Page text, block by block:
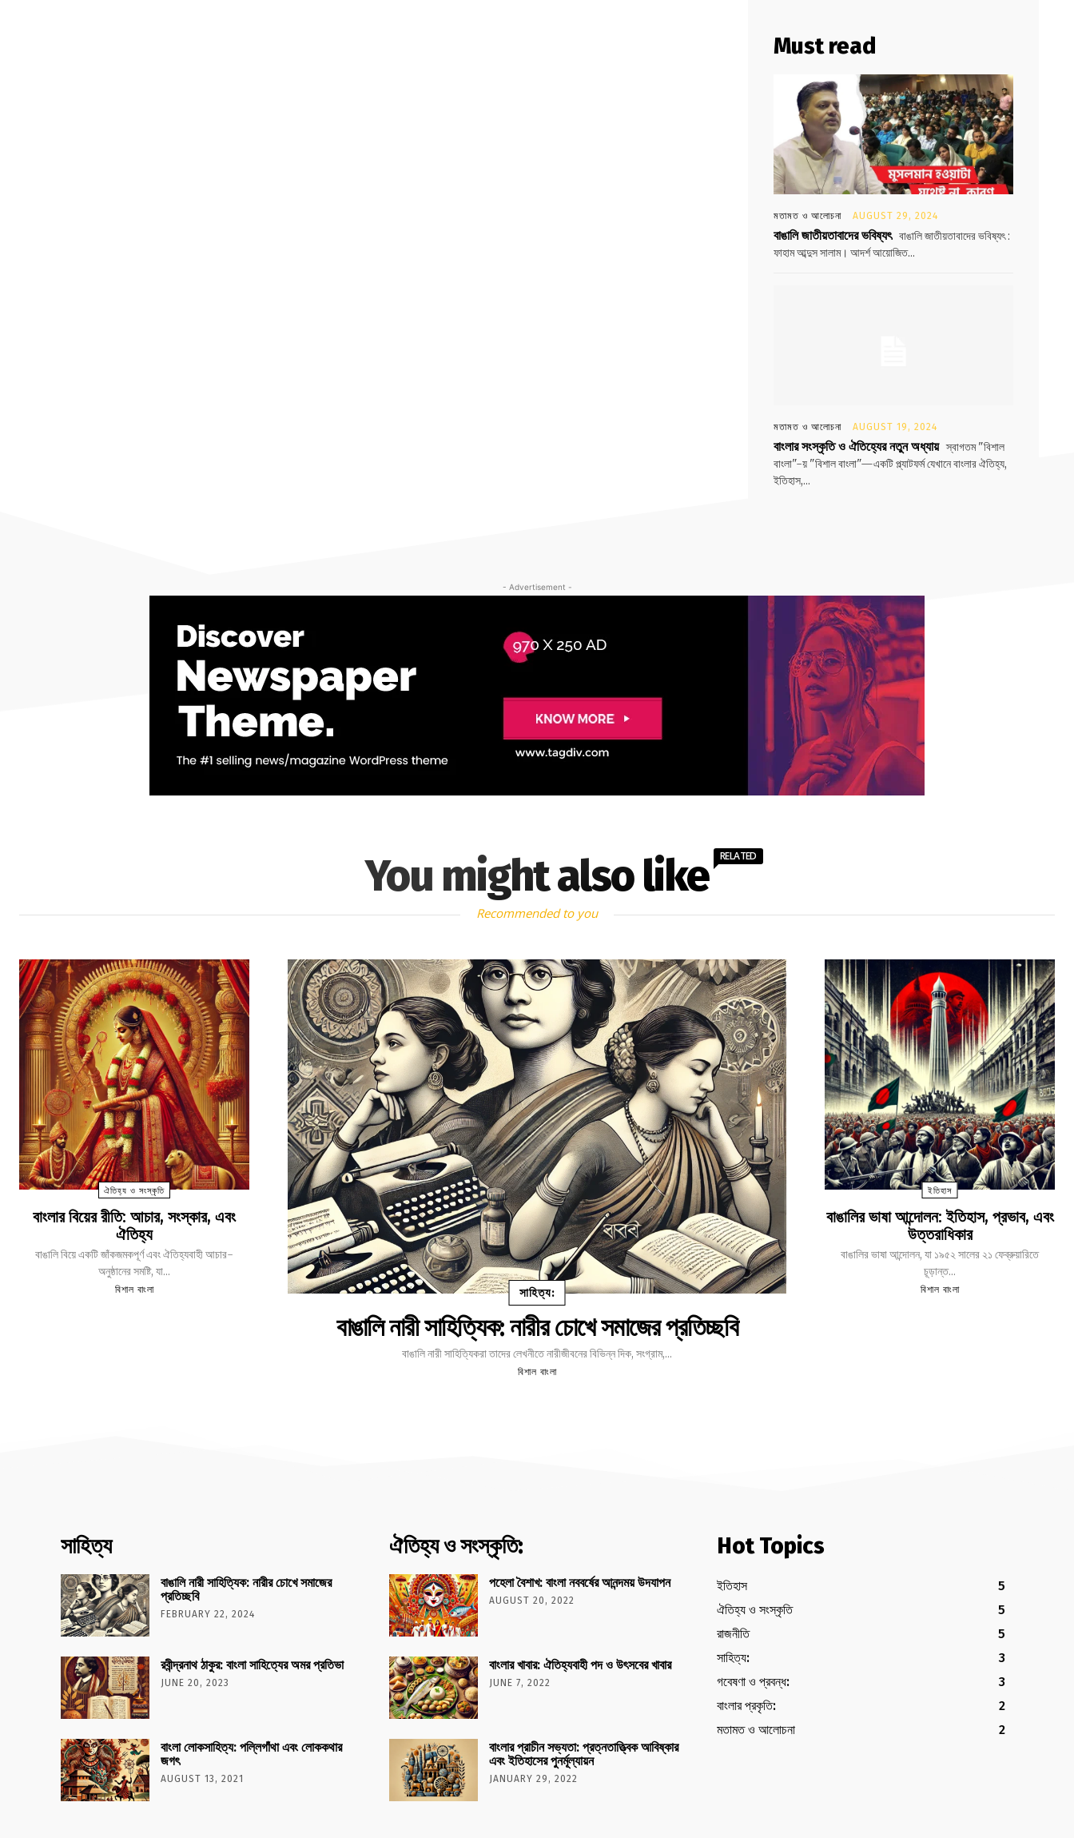
Must read
মতামত ও আলোচনা AUGUST 29, 2024
বাঙালি জাতীয়তাবাদের ভবিষ্যৎ বাঙালি জাতীয়তাবাদের ভবিষ্যৎ :
ফাহাম আব্দুস সালাম। আদর্শ আয়োজিত...
মতামত ও আলোচনা AUGUST 19, 2024
বাংলার সংস্কৃতি ও ঐতিহ্যের নতুন অধ্যায় স্বাগতম "বিশাল
বাংলা"-য় "বিশাল বাংলা"—একটি প্ল্যাটফর্ম যেখানে বাংলার ঐতিহ্য,
ইতিহাস,...
- Advertisement -
You might also like RELATED
Recommended to you
ঐতিহ্য ও সংস্কৃতি
বাংলার বিয়ের রীতি: আচার, সংস্কার, এবং
ঐতিহ্য
বাঙালি বিয়ে একটি জাঁকজমকপূর্ণ এবং ঐতিহ্যবাহী আচার-
অনুষ্ঠানের সমষ্টি, যা...
বিশাল বাংলা সাহিত্য:
বাঙালি নারী সাহিত্যিক: নারীর চোখে সমাজের প্রতিচ্ছবি
বাঙালি নারী সাহিত্যিকরা তাদের লেখনীতে নারীজীবনের বিভিন্ন দিক, সংগ্রাম,...
বিশাল বাংলা
ইতিহাস
বাঙালির ভাষা আন্দোলন: ইতিহাস, প্রভাব, এবং
উত্তরাধিকার
বাঙালির ভাষা আন্দোলন, যা ১৯৫২ সালের ২১ ফেব্রুয়ারিতে
চূড়ান্ত...
বিশাল বাংলা
সাহিত্য
বাঙালি নারী সাহিত্যিক: নারীর চোখে সমাজের
প্রতিচ্ছবি
FEBRUARY 22, 2024
রবীন্দ্রনাথ ঠাকুর: বাংলা সাহিত্যের অমর প্রতিভা
JUNE 20, 2023
বাংলা লোকসাহিত্য: পল্লিগাঁথা এবং লোককথার
জগৎ
AUGUST 13, 2021
ঐতিহ্য ও সংস্কৃতি:
পহেলা বৈশাখ: বাংলা নববর্ষের আনন্দময় উদযাপন
AUGUST 20, 2022
বাংলার খাবার: ঐতিহ্যবাহী পদ ও উৎসবের খাবার
JUNE 7, 2022
বাংলার প্রাচীন সভ্যতা: প্রত্নতাত্ত্বিক আবিষ্কার
এবং ইতিহাসের পুনর্মূল্যায়ন
JANUARY 29, 2022
Hot Topics
ইতিহাস
5
ঐতিহ্য ও সংস্কৃতি
5
রাজনীতি
5
সাহিত্য:
3
গবেষণা ও প্রবন্ধ:
3
বাংলার প্রকৃতি:
2
মতামত ও আলোচনা
2